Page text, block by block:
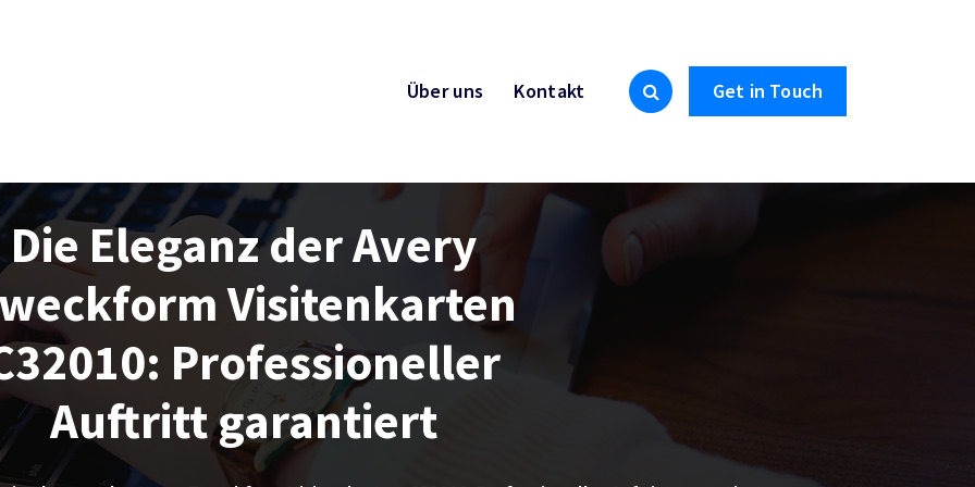
Über uns Kontakt Get in Touch
Die Eleganz der Avery
Visitenkarten
Professioneller
Auftritt garantiert